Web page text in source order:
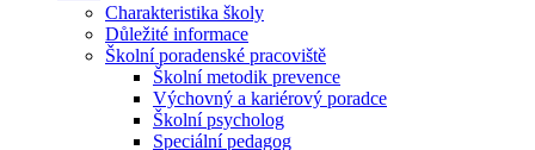
Charakteristika školy
Důležité informace
Školní poradenské pracoviště
Školní metodik prevence
Výchovný a kariérový poradce
Školní psycholog
Speciální pedagog